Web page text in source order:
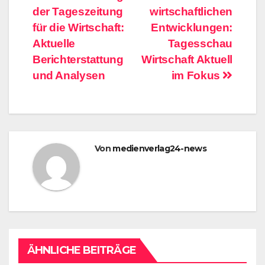
wirtschaftlichen
Entwicklungen:
Tagesschau
Wirtschaft Aktuell
im Fokus
der Tageszeitung
für die Wirtschaft:
Aktuelle
Berichterstattung
und Analysen
Von medienverlag24-news
ÄHNLICHE BEITRÄGE